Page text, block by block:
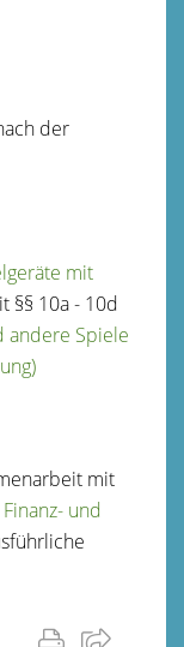
der
mit
§§ 10a - 10d
andere Spiele
mit
Finanz- und